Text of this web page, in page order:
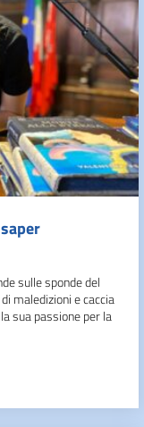
sulle sponde del
maledizioni e caccia
sua passione per la